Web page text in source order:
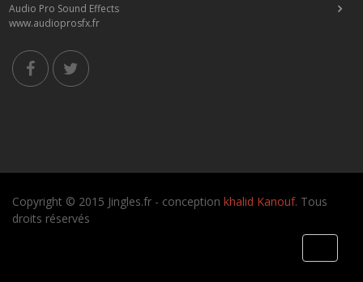
Audio Pro Sound Effects
www.audioprosfx.fr
Copyright © 2015 Jingles.fr - conception khalid Kanouf. Tous
droits réservés